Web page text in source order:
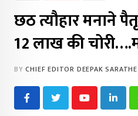
छठ त्यौहार मनाने
12 लाख की
BYCHIEF EDITOR DEEPAK SARATHE
Youtube